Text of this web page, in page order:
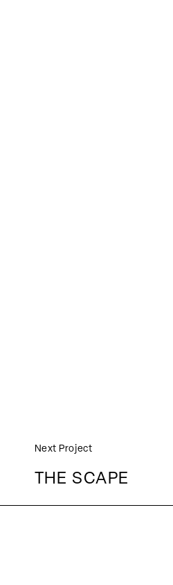
Next Project
THE SCAPE